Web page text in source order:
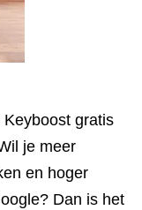
gratis
je meer
en hoger
Dan is het